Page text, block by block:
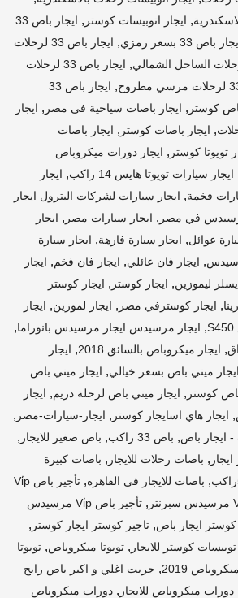
, ايجار اتوبيسات كوستر ,
ايجار باص 33
باص 33 بسعر رمزي ,
ايجار باص 33 لرحلات
,
ايجار باص 33 لرحلات
,
ايجار باص 33
كوستر , ايجار باصات سياحية فى مصر , ايجار
, ايجار باصات كوستر , ايجار باصات
تويوتا كوستر , ايجار دورات ميكروباص
ايجار سيارات تويوتا هايس 14 راكب , ايجار
فخمة, ايجار سيارات لشركات البترول ايجار
في مصر , ايجار سيارات مصر , ايجار
عوائل, ايجار سيارة فارهة, ايجار سيارة
, ايجار فان عائلي, ايجار فان فخم, ايجار
ليموزين, ايجار كوستر , ايجار كوستر
, ايجار كوسترفي مصر , ايجار لموزين, ايجار
, ايجار مرسيدس ايجار مرسيدس بانوراما,
, ايجار ميكروباص بالسائق 2018 , ايجار
ايجار ميني باص بسعر خيالي, ايجار ميني باص
كوستر , ايجار ميني باص لرحلة دريم, ايجار
, ايجار هاي اسايجار كوستر , ايجار-سيارات-مصر ,
ايجار باص, باص 33 راكب , باص صغير للايجار ,
, باصات رحلات للايجار , باصات كبيرة
, باصات للايجار في القاهره,
تأجير باص Vi̇p
,
تأجير باص Vi̇p مرسيدس
كوستر ايجار باص, تاجير كوستر ايجار كوستر ,
توبيسات كوستر للايجار , تويوتا ميكروباص, تويوتا
2019
, جربت اغلي و اكبر باص رايح
دورات ميكروباص للايجار , دورات ميكروباص